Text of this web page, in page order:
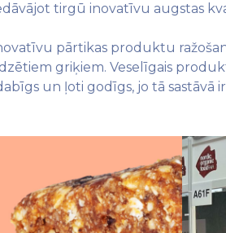
tirgū inovatīvu augstas
pārtikas produktu
griķiem. Veselīgais
un ļoti godīgs, jo tā